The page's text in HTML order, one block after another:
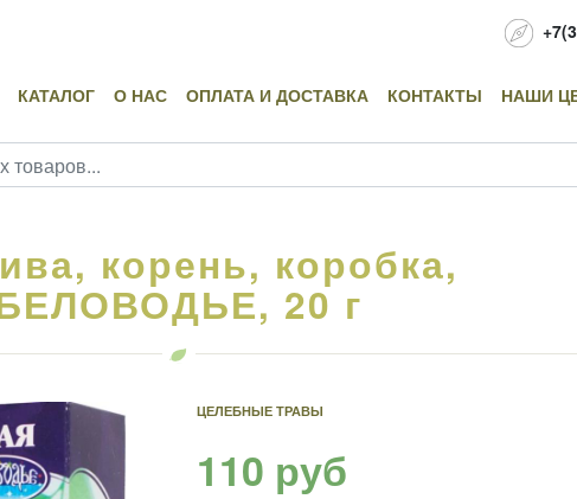
КАТАЛОГ О НАС ОПЛАТА И ДОСТАВКА КОНТАКТЫ НАШИ
корень, коробка,
20 г
ЦЕЛЕБНЫЕ ТРАВЫ
110 руб